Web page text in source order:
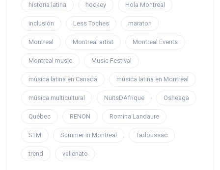
historia latina hockey Hola Montreal
inclusión Less Toches maraton
Montreal Montreal artist Montreal Events
Montreal music Music Festival
música latina en Canadá música latina en Montreal
música multicultural NuitsDAfrique Osheaga
Québec RENON Romina Landaure
STM Summer in Montreal Tadoussac
trend vallenato